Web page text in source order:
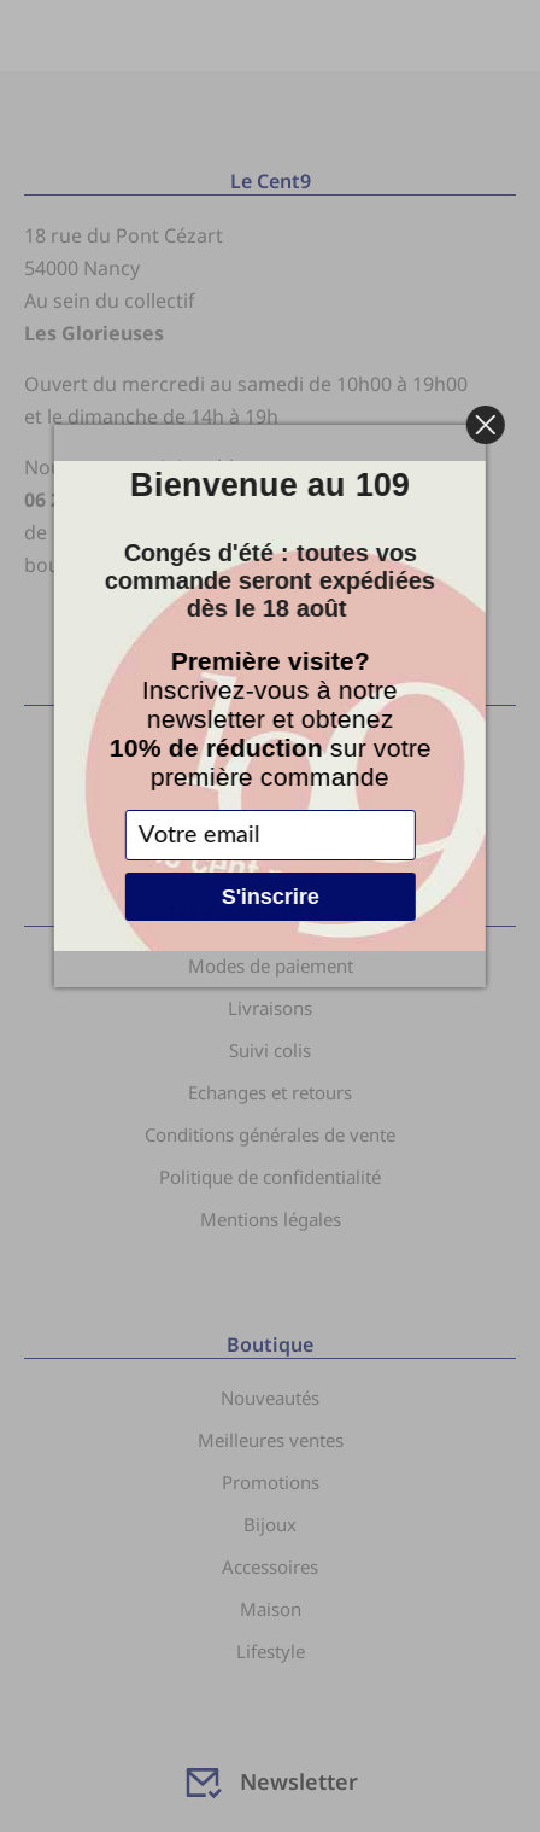
Le Cent9
18 rue du Pont Cézart
54000 Nancy
Au sein du collectif
Les Glorieuses
Ouvert du mercredi au samedi de 10h00 à 19h00
et le dimanche de 14h à 19h
Nous sommes joignable au
06 28 23 51 94
de 10h à 18h ou par mail
boutiquele109@orange.fr
À propos
L’histoire du 109
Fabrication française
Infos utilisateur/trice
Modes de paiement
Livraisons
Suivi colis
Echanges et retours
Conditions générales de vente
Politique de confidentialité
Mentions légales
Boutique
Nouveautés
Meilleures ventes
Promotions
Bijoux
Accessoires
Maison
Lifestyle
Newsletter
Bienvenue au 109
Congés d'été : toutes vos
commande seront expédiées
dès le 18 août
Première visite?
Inscrivez-vous à notre
newsletter et obtenez
10% de réductionsur votre
première commande
S'inscrire